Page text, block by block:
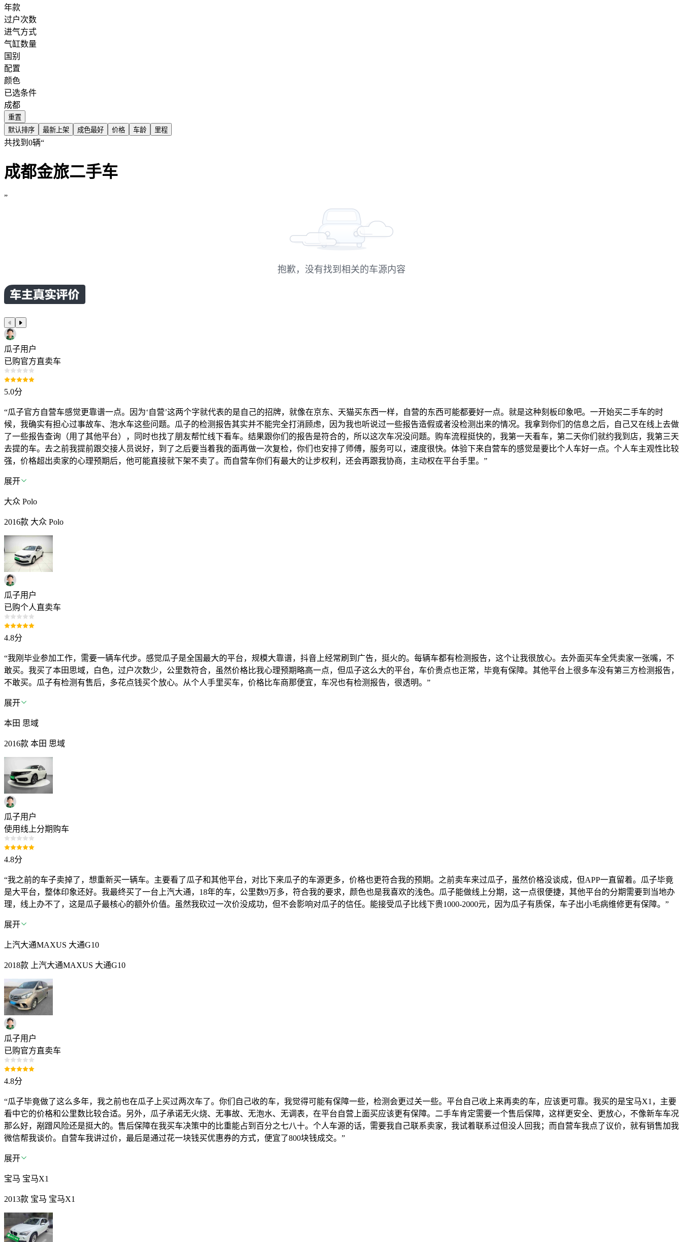
金杯
江淮瑞风
捷途山海
江铃集团新能源
江淮钇为
捷尼赛思
金龙
极越
骏驰
钧天
九龙
江南汽车
江铃晶马汽车
金琥新能源
金旅
金冠汽车
年款
过户次数
进气方式
气缸数量
国别
配置
颜色
已选条件
成都
重置
默认排序
最新上架 成色最好 价格 车龄 里程
共找到0辆“
成都金旅二手车
”
抱歉，没有找到相关的车源内容
瓜子用户
已购官方直卖车
5.0分
“瓜子官方自营车感觉更靠谱一点。因为‘自营’这两个字就代表的是自己的招牌，就像在京东、天猫买东西一样，自营的东西可能都要好一点。就是这种刻板印象吧。一开始买二手车的时
候，我确实有担心过事故车、泡水车这些问题。瓜子的检测报告其实并不能完全打消顾虑，因为我也听说过一些报告造假或者没检测出来的情况。我拿到你们的信息之后，自己又在线上去做
了一些报告查询（用了其他平台），同时也找了朋友帮忙线下看车。结果跟你们的报告是符合的，所以这次车况没问题。购车流程挺快的，我第一天看车，第二天你们就约我到店，我第三天
去提的车。去之前我提前跟交接人员说好，到了之后要当着我的面再做一次复检，你们也安排了师傅，服务可以，速度很快。体验下来自营车的感觉是要比个人车好一点。个人车主观性比较
强，价格超出卖家的心理预期后，他可能直接就下架不卖了。而自营车你们有最大的让步权利，还会再跟我协商，主动权在平台手里。”
展开
大众 Polo
2016款 大众 Polo
瓜子用户
已购个人直卖车
4.8分
“我刚毕业参加工作，需要一辆车代步。感觉瓜子是全国最大的平台，规模大靠谱，抖音上经常刷到广告，挺火的。每辆车都有检测报告，这个让我很放心。去外面买车全凭卖家一张嘴，不
敢买。我买了本田思域，白色，过户次数少，公里数符合，虽然价格比我心理预期略高一点，但瓜子这么大的平台，车价贵点也正常，毕竟有保障。其他平台上很多车没有第三方检测报告，
不敢买。瓜子有检测有售后，多花点钱买个放心。从个人手里买车，价格比车商那便宜，车况也有检测报告，很透明。”
展开
本田 思域
2016款 本田 思域
瓜子用户
使用线上分期购车
4.8分
“我之前的车子卖掉了，想重新买一辆车。主要看了瓜子和其他平台，对比下来瓜子的车源更多，价格也更符合我的预期。之前卖车来过瓜子，虽然价格没谈成，但APP一直留着。瓜子毕竟
是大平台，整体印象还好。我最终买了一台上汽大通，18年的车，公里数9万多，符合我的要求，颜色也是我喜欢的浅色。瓜子能做线上分期，这一点很便捷，其他平台的分期需要到当地办
理，线上办不了，这是瓜子最核心的额外价值。虽然我砍过一次价没成功，但不会影响对瓜子的信任。能接受瓜子比线下贵1000-2000元，因为瓜子有质保，车子出小毛病维修更有保障。”
展开
上汽大通MAXUS 大通G10
2018款 上汽大通MAXUS 大通G10
瓜子用户
已购官方直卖车
4.8分
“瓜子毕竟做了这么多年，我之前也在瓜子上买过两次车了。你们自己收的车，我觉得可能有保障一些，检测会更过关一些。平台自己收上来再卖的车，应该更可靠。我买的是宝马X1，主要
看中它的价格和公里数比较合适。另外，瓜子承诺无火烧、无事故、无泡水、无调表，在平台自营上面买应该更有保障。二手车肯定需要一个售后保障，这样更安全、更放心，不像新车车况
那么好，剐蹭风险还是挺大的。售后保障在我买车决策中的比重能占到百分之七八十。个人车源的话，需要我自己联系卖家，我试着联系过但没人回我；而自营车我点了议价，就有销售加我
微信帮我谈价。自营车我讲过价，最后是通过花一块钱买优惠券的方式，便宜了800块钱成交。”
展开
宝马 宝马X1
2013款 宝马 宝马X1